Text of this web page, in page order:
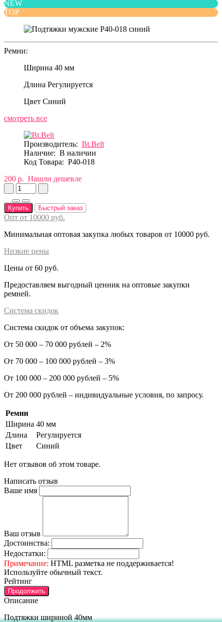
NEW
TOP
Ремни:
Ширина 40 мм
Длина Регулируется
Цвет Синий
смотреть все
Производитель: Bt.Belt
Наличие: В наличии
Код Товара: P40-018
200 р. Нашли дешевле
Купить Быстрый заказ
Опт от 10000 руб.
Минимальная оптовая закупка любых товаров от 10000 руб.
Низкие цены
Цены от 60 руб.
Предоставляем выгодный ценник на оптовые закупки
ремней.
Система скидок
Система скидок от объема закупок:
От 50 000 – 70 000 рублей – 2%
От 70 000 – 100 000 рублей – 3%
От 100 000 – 200 000 рублей – 5%
От 200 000 рублей – индивидуальные условия, по запросу.
Ремни
Ширина 40 мм
Длина
Регулируется
Цвет
Синий
Нет отзывов об этом товаре.
Написать отзыв
Ваше имя
Ваш отзыв
Достоинства:
Недостатки:
Примечание: HTML разметка не поддерживается!
Используйте обычный текст.
Рейтинг
Продолжить
Описание
Подтяжки шириной 40мм